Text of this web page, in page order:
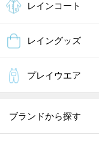
レインコート
レイングッズ
プレイウエア
ブランドから探す